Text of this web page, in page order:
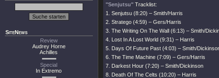
SiteNews
Review
Audrey Horne
Achilles
Special
In Extremo
"Senjutsu" Tracklist:
1. Senjutsu (8:20) – Smith/Harris
2. Stratego (4:59) – Gers/Harris
3. The Writing On The Wall (6:13) – Smith/
4. Lost In A Lost World (9:31) – Harris
5. Days Of Future Past (4:03) – Smith/
6. The Time Machine (7:09) – Gers/Harris
7. Darkest Hour (7:20) – Smith/Dickinson
8. Death Of The Celts (10:20) – Harris